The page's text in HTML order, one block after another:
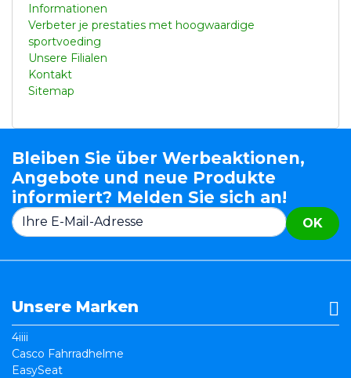
Informationen
Verbeter je prestaties met hoogwaardige
sportvoeding
Unsere Filialen
Kontakt
Sitemap
Bleiben Sie über Werbeaktionen,
Angebote und neue Produkte
informiert? Melden Sie sich an!
OK
Unsere Marken
4iiii
Casco Fahrradhelme
EasySeat